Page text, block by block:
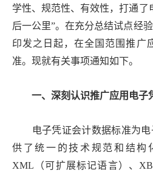
学性、规范性、有效性，打通了
后一公里”。在充分总结试点经
印发之日起，在全国范围推广
准。现就有关事项通知如下。
一、深刻认识推广应用电子
电子凭证会计数据标准为电
供了统一的技术规范和结构
XML（可扩展标记语言）、